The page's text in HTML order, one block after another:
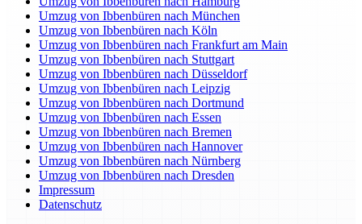
Umzug von Ibbenbüren nach München
Umzug von Ibbenbüren nach Köln
Umzug von Ibbenbüren nach Frankfurt am Main
Umzug von Ibbenbüren nach Stuttgart
Umzug von Ibbenbüren nach Düsseldorf
Umzug von Ibbenbüren nach Leipzig
Umzug von Ibbenbüren nach Dortmund
Umzug von Ibbenbüren nach Essen
Umzug von Ibbenbüren nach Bremen
Umzug von Ibbenbüren nach Hannover
Umzug von Ibbenbüren nach Nürnberg
Umzug von Ibbenbüren nach Dresden
Impressum
Datenschutz